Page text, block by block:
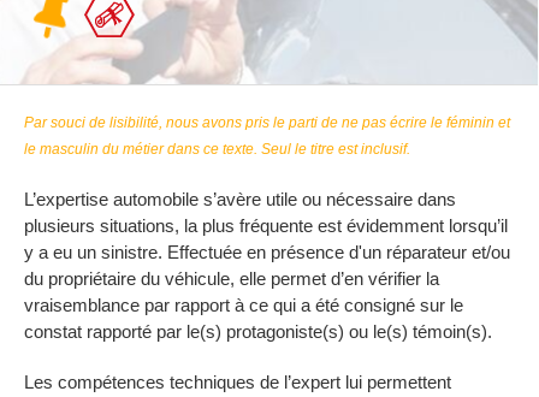
Par souci de lisibilité, nous avons pris le parti de ne pas écrire le féminin et
le masculin du métier dans ce texte. Seul le titre est inclusif.
L’expertise automobile s’avère utile ou nécessaire dans
plusieurs situations, la plus fréquente est évidemment lorsqu’il
y a eu un sinistre. Effectuée en présence d'un réparateur et/ou
du propriétaire du véhicule, elle permet d’en vérifier la
vraisemblance par rapport à ce qui a été consigné sur le
constat rapporté par le(s) protagoniste(s) ou le(s) témoin(s).
Les compétences techniques de l’expert lui permettent